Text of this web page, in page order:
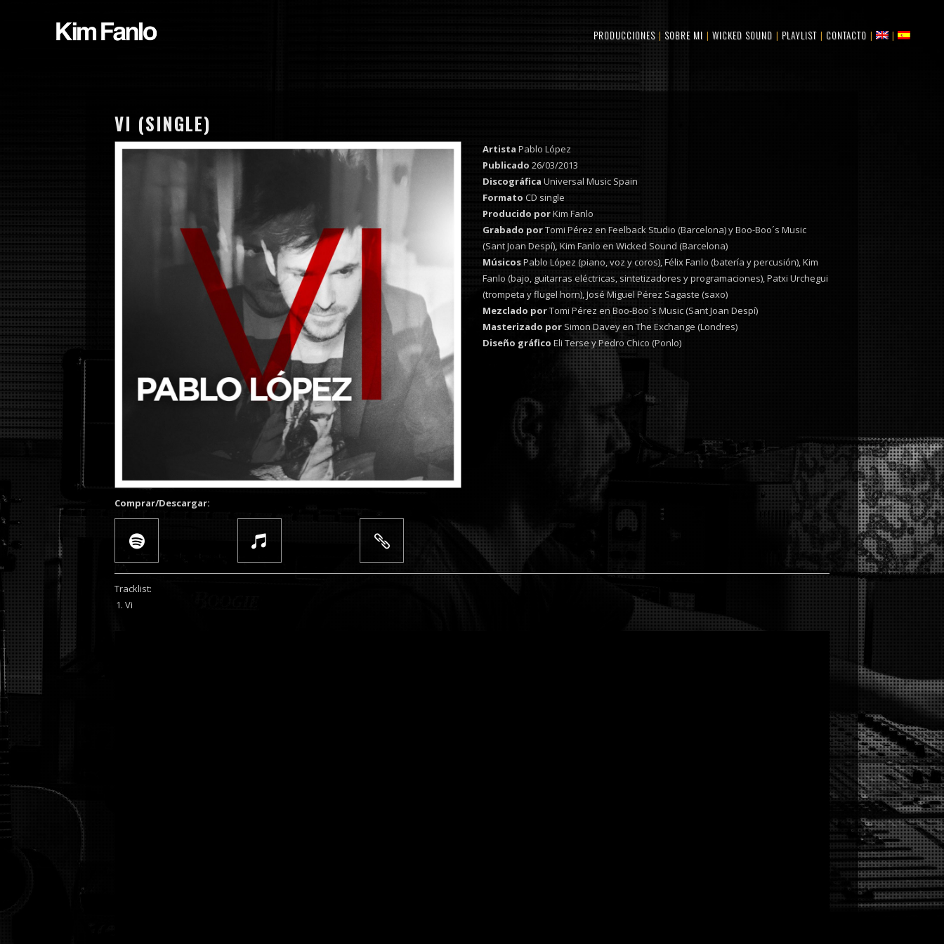
PRODUCCIONES SOBRE MI WICKED SOUND PLAYLIST CONTACTO
VI (SINGLE)
Comprar/Descargar:
Artista Pablo López
Publicado 26/03/2013
Discográfica Universal Music Spain
Formato CD single
Producido porKim Fanlo
Grabado porTomi Pérez en Feelback Studio (Barcelona) y Boo-Boo´s Music
(Sant Joan Despí), Kim Fanlo en Wicked Sound (Barcelona)
MúsicosPablo López (piano, voz y coros), Félix Fanlo (batería y percusión), Kim
Fanlo (bajo, guitarras eléctricas, sintetizadores y programaciones), Patxi Urchegui
(trompeta y flugel horn), José Miguel Pérez Sagaste (saxo)
Mezclado porTomi Pérez en Boo-Boo´s Music (Sant Joan Despí)
Masterizado por Simon Davey en The Exchange (Londres)
Diseño gráfico Eli Terse y Pedro Chico (Ponlo)
Tracklist:
Vi